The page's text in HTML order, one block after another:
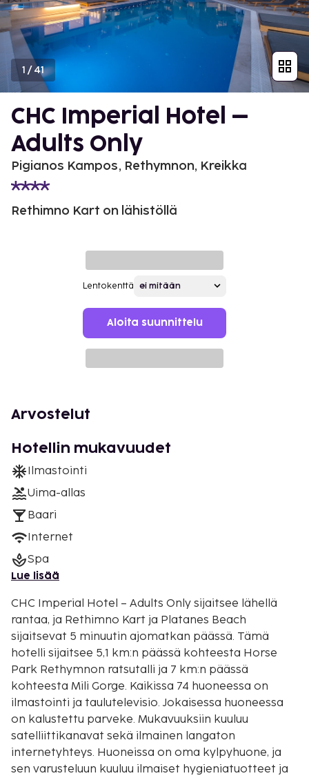
1 /41
CHC Imperial Hotel –
Adults Only
Pigianos Kampos, Rethymnon, Kreikka
Rethimno Kart on lähistöllä
Lentokenttä
Aloita suunnittelu
Arvostelut
Hotellin mukavuudet
Ilmastointi
Uima-allas
Baari
Internet
Spa
Lue lisää
CHC Imperial Hotel – Adults Only sijaitsee lähellä
rantaa, ja Rethimno Kart ja Platanes Beach
sijaitsevat 5 minuutin ajomatkan päässä. Tämä
hotelli sijaitsee 5,1 km:n päässä kohteesta Horse
Park Rethymnon ratsutalli ja 7 km:n päässä
kohteesta Mili Gorge. Kaikissa 74 huoneessa on
ilmastointi ja taulutelevisio. Jokaisessa huoneessa
on kalustettu parveke. Mukavuuksiin kuuluu
satelliittikanavat sekä ilmainen langaton
internetyhteys. Huoneissa on oma kylpyhuone, ja
sen varusteluun kuuluu ilmaiset hygieniatuotteet ja